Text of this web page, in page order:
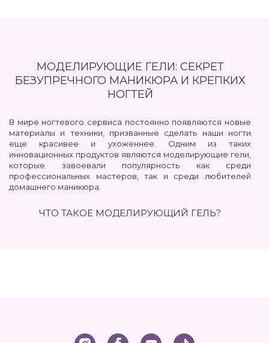
МОДЕЛИРУЮЩИЕ ГЕЛИ: СЕКРЕТ
БЕЗУПРЕЧНОГО МАНИКЮРА И КРЕПКИХ
НОГТЕЙ
В мире ногтевого сервиса постоянно появляются новые
материалы и техники, призванные сделать наши ногти
еще красивее и ухоженнее. Одним из таких
инновационных продуктов являются моделирующие гели,
которые завоевали популярность как среди
профессиональных мастеров, так и среди любителей
домашнего маникюра.
ЧТО ТАКОЕ МОДЕЛИРУЮЩИЙ ГЕЛЬ?
Прочность и долговечность: гелевые ногти устойчивы